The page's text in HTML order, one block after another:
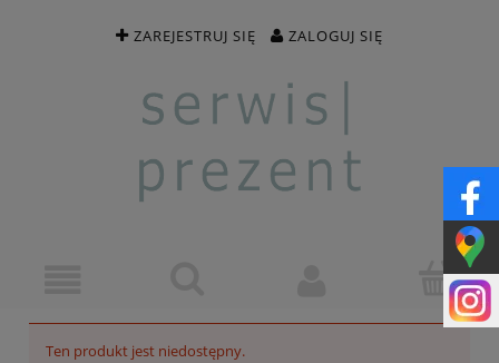
ZAREJESTRUJ SIĘ ZALOGUJ SIĘ
Ten produkt jest niedostępny.